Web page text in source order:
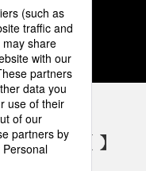
5
アカウント